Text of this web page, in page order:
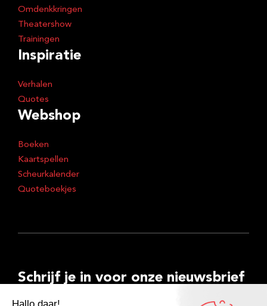
Omdenkkringen
Theatershow
Trainingen
Inspiratie
Verhalen
Quotes
Webshop
Boeken
Kaartspellen
Scheurkalender
Quoteboekjes
Schrijf je in voor onze nieuwsbrief